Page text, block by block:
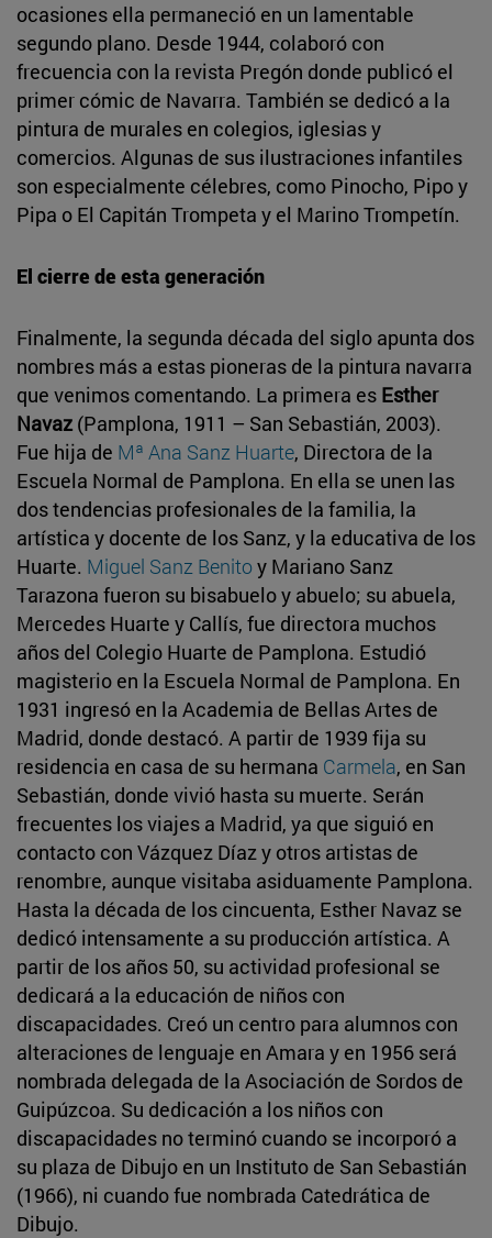
ocasiones ella permaneció en un lamentable
segundo plano. Desde 1944, colaboró con
frecuencia con la revista Pregón donde publicó el
primer cómic de Navarra. También se dedicó a la
pintura de murales en colegios, iglesias y
comercios. Algunas de sus ilustraciones infantiles
son especialmente célebres, como Pinocho, Pipo y
Pipa o El Capitán Trompeta y el Marino Trompetín.
El cierre de esta generación
Finalmente, la segunda década del siglo apunta dos
nombres más a estas pioneras de la pintura navarra
que venimos comentando. La primera es Esther
Navaz (Pamplona, 1911 – San Sebastián, 2003).
Fue hija de Mª Ana Sanz Huarte, Directora de la
Escuela Normal de Pamplona. En ella se unen las
dos tendencias profesionales de la familia, la
artística y docente de los Sanz, y la educativa de los
Huarte. Miguel Sanz Benitoy Mariano Sanz
Tarazona fueron su bisabuelo y abuelo; su abuela,
Mercedes Huarte y Callís, fue directora muchos
años del Colegio Huarte de Pamplona. Estudió
magisterio en la Escuela Normal de Pamplona. En
1931 ingresó en la Academia de Bellas Artes de
Madrid, donde destacó. A partir de 1939 fija su
residencia en casa de su hermana Carmela, en San
Sebastián, donde vivió hasta su muerte. Serán
frecuentes los viajes a Madrid, ya que siguió en
contacto con Vázquez Díaz y otros artistas de
renombre, aunque visitaba asiduamente Pamplona.
Hasta la década de los cincuenta, Esther Navaz se
dedicó intensamente a su producción artística. A
partir de los años 50, su actividad profesional se
dedicará a la educación de niños con
discapacidades. Creó un centro para alumnos con
alteraciones de lenguaje en Amara y en 1956 será
nombrada delegada de la Asociación de Sordos de
Guipúzcoa. Su dedicación a los niños con
discapacidades no terminó cuando se incorporó a
su plaza de Dibujo en un Instituto de San Sebastián
(1966), ni cuando fue nombrada Catedrática de
Dibujo.